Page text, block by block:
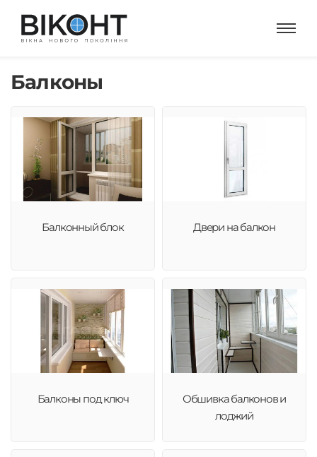
Балконы
Балконный блок Двери на балкон
Балконы под ключ
Обшивка балконов и
лоджий